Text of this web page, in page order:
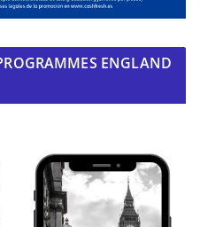
ENGLAND